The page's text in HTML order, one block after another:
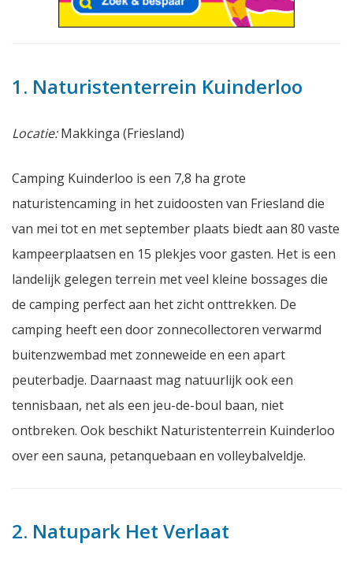
1. Naturistenterrein Kuinderloo
Locatie:Makkinga (Friesland)
Camping Kuinderloo is een 7,8 ha grote
naturistencaming in het zuidoosten van Friesland die
van mei tot en met september plaats biedt aan 80 vaste
kampeerplaatsen en 15 plekjes voor gasten. Het is een
landelijk gelegen terrein met veel kleine bossages die
de camping perfect aan het zicht onttrekken. De
camping heeft een door zonnecollectoren verwarmd
buitenzwembad met zonneweide en een apart
peuterbadje. Daarnaast mag natuurlijk ook een
tennisbaan, net als een jeu-de-boul baan, niet
ontbreken. Ook beschikt Naturistenterrein Kuinderloo
over een sauna, petanquebaan en volleybalveldje.
2. Natupark Het Verlaat